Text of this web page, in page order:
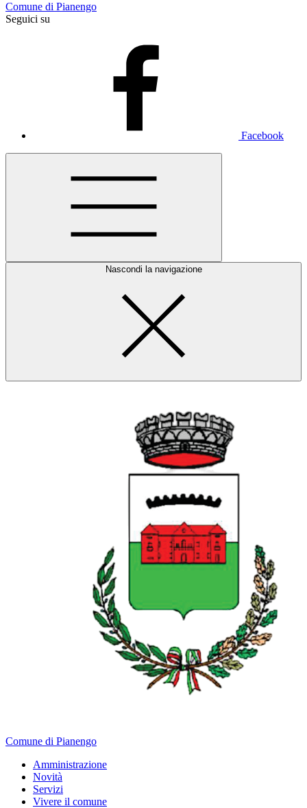
Comune di Pianengo
Seguici su
Facebook
Nascondi la navigazione
Comune di Pianengo
Amministrazione
Novità
Servizi
Vivere il comune